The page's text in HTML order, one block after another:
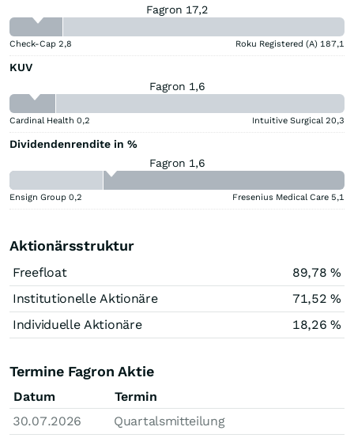
Fagron 17,2
Check-Cap 2,8 Roku Registered (A) 187,1
KUV
Fagron 1,6
Cardinal Health 0,2 Intuitive Surgical 20,3
Dividendenrendite in %
Fagron 1,6
Ensign Group 0,2 Fresenius Medical Care 5,1
Aktionärsstruktur
Freefloat
89,78 %
Institutionelle Aktionäre
71,52 %
Individuelle Aktionäre
18,26 %
Termine Fagron Aktie
Datum
Termin
30.07.2026
Quartalsmitteilung